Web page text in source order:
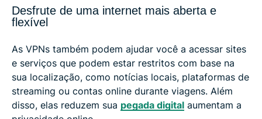
Desfrute de uma internet mais aberta e
flexível
As VPNs também podem ajudar você a acessar sites
e serviços que podem estar restritos com base na
sua localização, como notícias locais, plataformas de
streaming ou contas online durante viagens. Além
disso, elas reduzem sua pegada digital aumentam a